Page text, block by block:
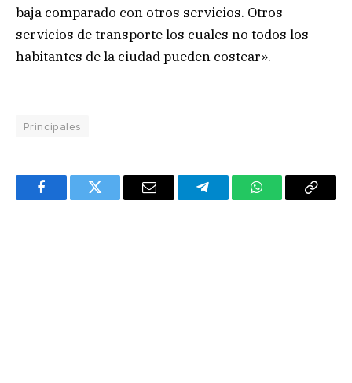
baja comparado con otros servicios. Otros
servicios de transporte los cuales no todos los
habitantes de la ciudad pueden costear».
Principales
FacebookTwitter Email TelegramWhatsAppCopy